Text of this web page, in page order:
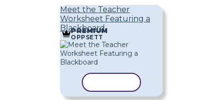
Meet the Teacher
Worksheet Featuring a
Blackboard
PREMIUM
OPPSETT